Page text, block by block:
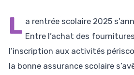
L a rentrée scolaire 2025
Entre l’achat des
l’inscription aux activités
la bonne assurance scolaire